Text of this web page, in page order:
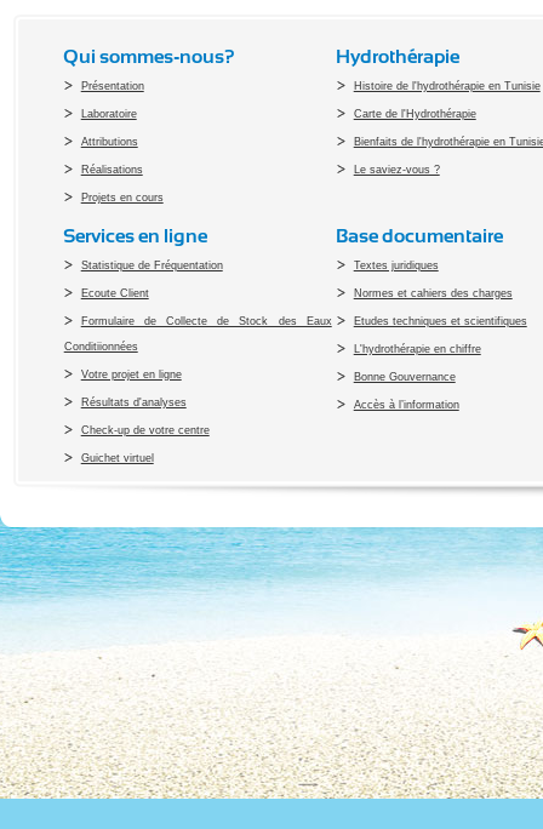
Qui sommes-nous?
Présentation
Laboratoire
Attributions
Réalisations
Projets en cours
Hydrothérapie
Histoire de l'hydrothérapie en Tunisie
Carte de l'Hydrothérapie
Bienfaits de l'hydrothérapie en
Le saviez-vous ?
Services en ligne
Statistique de Fréquentation
Ecoute Client
Formulaire de Collecte de Stock des Eaux
Conditiionnées
Votre projet en ligne
Résultats d'analyses
Check-up de votre centre
Guichet virtuel
Base documentaire
Textes juridiques
Normes et cahiers des charges
Etudes techniques et scientifiques
L'hydrothérapie en chiffre
Bonne Gouvernance
Accès à l’information